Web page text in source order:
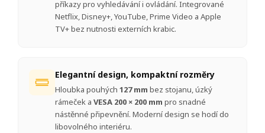
příkazy pro vyhledávání i ovládání. Integrované
Netflix, Disney+, YouTube, Prime Video a Apple
TV+ bez nutnosti externích krabic.
Elegantní design, kompaktní rozměry
Hloubka pouhých 127 mm bez stojanu, úzký
rámeček a VESA 200 × 200 mm pro snadné
nástěnné připevnění. Moderní design se hodí do
libovolného interiéru.